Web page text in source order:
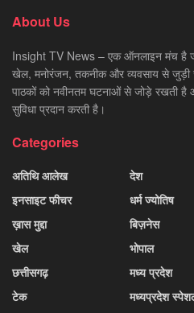
About Us
Insight TV News – एक ऑनलाइन मंच है
खेल, मनोरंजन, तकनीक और व्यवसाय से जुड़ी
पाठकों को नवीनतम घटनाओं से जोड़े रखती
सुविधा प्रदान करती है।
Categories
अतिथि आलेख
इनसाइट फीचर
ख़ास मुद्दा
खेल
छत्तीसगढ़
टेक
देश
धर्म ज्योतिष
बिज़नेस
भोपाल
मध्य प्रदेश
मध्यप्रदेश